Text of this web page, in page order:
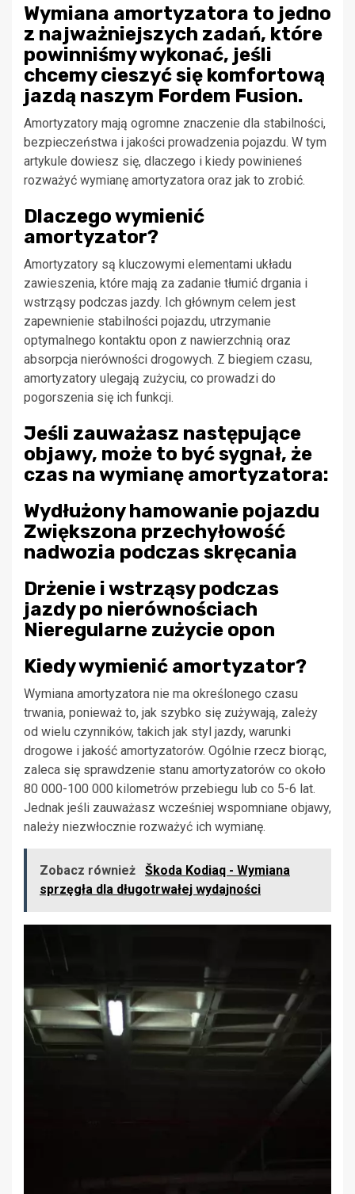
Wymiana amortyzatora to jedno
z najważniejszych zadań, które
powinniśmy wykonać, jeśli
chcemy cieszyć się komfortową
jazdą naszym Fordem Fusion.
Amortyzatory mają ogromne znaczenie dla stabilności,
bezpieczeństwa i jakości prowadzenia pojazdu. W tym
artykule dowiesz się, dlaczego i kiedy powinieneś
rozważyć wymianę amortyzatora oraz jak to zrobić.
Dlaczego wymienić
amortyzator?
Amortyzatory są kluczowymi elementami układu
zawieszenia, które mają za zadanie tłumić drgania i
wstrząsy podczas jazdy. Ich głównym celem jest
zapewnienie stabilności pojazdu, utrzymanie
optymalnego kontaktu opon z nawierzchnią oraz
absorpcja nierówności drogowych. Z biegiem czasu,
amortyzatory ulegają zużyciu, co prowadzi do
pogorszenia się ich funkcji.
Jeśli zauważasz następujące
objawy, może to być sygnał, że
czas na wymianę amortyzatora:
Wydłużony hamowanie pojazdu
Zwiększona przechyłowość
nadwozia podczas skręcania
Drżenie i wstrząsy podczas
jazdy po nierównościach
Nieregularne zużycie opon
Kiedy wymienić amortyzator?
Wymiana amortyzatora nie ma określonego czasu
trwania, ponieważ to, jak szybko się zużywają, zależy
od wielu czynników, takich jak styl jazdy, warunki
drogowe i jakość amortyzatorów. Ogólnie rzecz biorąc,
zaleca się sprawdzenie stanu amortyzatorów co około
80 000-100 000 kilometrów przebiegu lub co 5-6 lat.
Jednak jeśli zauważasz wcześniej wspomniane objawy,
należy niezwłocznie rozważyć ich wymianę.
Zobacz również
Škoda Kodiaq - Wymiana
sprzęgła dla długotrwałej wydajności